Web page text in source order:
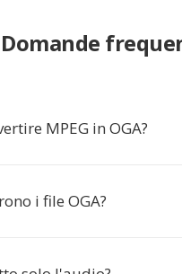
Domande
MPEG in OGA?
i file OGA?